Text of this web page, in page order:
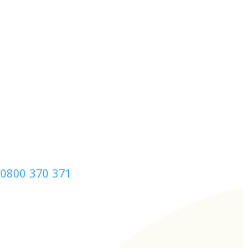
0800 370 371